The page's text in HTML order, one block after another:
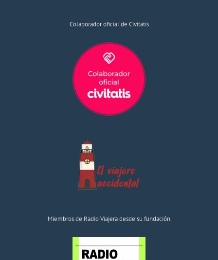
Colaborador oficial de Civitatis
Miembros de Radio Viajera desde su fundación